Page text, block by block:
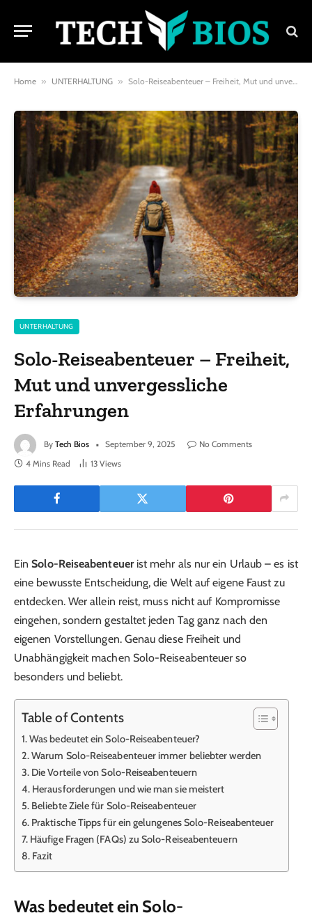
Home » UNTERHALTUNG » Solo-Reiseabenteuer – Freiheit, Mut und unvergessliche Erfahrungen
UNTERHALTUNG
Solo-Reiseabenteuer – Freiheit,
Mut und unvergessliche
Erfahrungen
By Tech Bios September 9, 2025
No Comments
4 Mins Read
13 Views
EinSolo-Reiseabenteuerist mehr als nur ein Urlaub – es ist
eine bewusste Entscheidung, die Welt auf eigene Faust zu
entdecken. Wer allein reist, muss nicht auf Kompromisse
eingehen, sondern gestaltet jeden Tag ganz nach den
eigenen Vorstellungen. Genau diese Freiheit und
Unabhängigkeit machen Solo-Reiseabenteuer so
besonders und beliebt.
Table of Contents
Was bedeutet ein Solo-Reiseabenteuer?
Warum Solo-Reiseabenteuer immer beliebter werden
Die Vorteile von Solo-Reiseabenteuern
Herausforderungen und wie man sie meistert
Beliebte Ziele für Solo-Reiseabenteuer
Praktische Tipps für ein gelungenes Solo-Reiseabenteuer
Häufige Fragen (FAQs) zu Solo-Reiseabenteuern
Fazit
Was bedeutet ein Solo-